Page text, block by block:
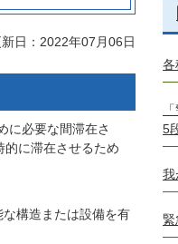
日：2022年07月06日
に必要な間滞在さ
に滞在させるため
構造または設備を有
各
5
我